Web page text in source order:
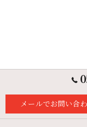
メールでお問い合